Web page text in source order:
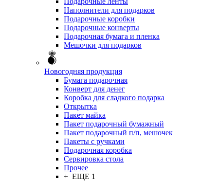
Наполнители для подарков
Подарочные коробки
Подарочные конверты
Подарочная бумага и пленка
Мешочки для подарков
Новогодняя продукция
Бумага подарочная
Конверт для денег
Коробка для сладкого подарка
Открытка
Пакет майка
Пакет подарочный бумажный
Пакет подарочный п/п, мешочек
Пакеты с ручками
Подарочная коробка
Сервировка стола
Прочее
+ ЕЩЕ 1